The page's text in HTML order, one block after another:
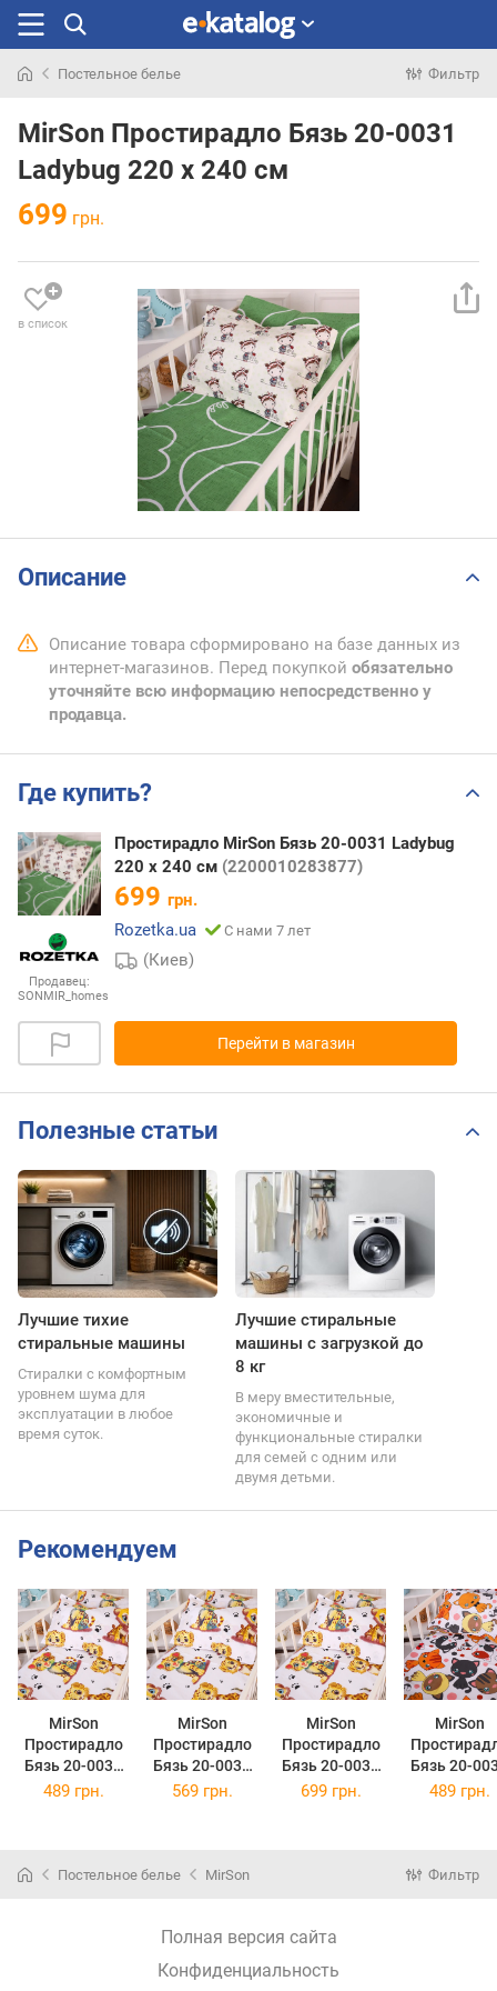
раньше
Постельное белье Фильтр
MirSon Простирадло Бязь 20-0031
Ladybug 220 х 240 см
699 грн.
в список
Описание
Описание товара сформировано на базе данных из
интернет-магазинов. Перед покупкой обязательно
уточняйте всю информацию непосредственно у
продавца.
Где купить?
Продавец:
SONMIR_homes
Простирадло MirSon Бязь 20-0031 Ladybug
220 х 240 см (2200010283877)
699 грн.
Rozetka.ua
С нами 7 лет
(Киев)
Перейти в магазин
Полезные статьи
Лучшие тихие
стиральные машины
Стиралки с комфортным
уровнем шума для
эксплуатации в любое
время суток.
Лучшие стиральные
машины с загрузкой до
8 кг
В меру вместительные,
экономичные и
функциональные стиралки
для семей с одним или
двумя детьми.
Рекомендуем
MirSon
Простирадло
Бязь 20-0034
King Tiger 150
MirSon
Простирадло
Бязь 20-0034
King Tiger 200
MirSon
Простирадло
Бязь 20-0034
King Tiger 220
MirSon
Бязь 20-
Colored
489 грн. 569 грн. 699 грн. 489 грн.
Постельное белье MirSon Фильтр
Полная версия сайта
Конфиденциальность